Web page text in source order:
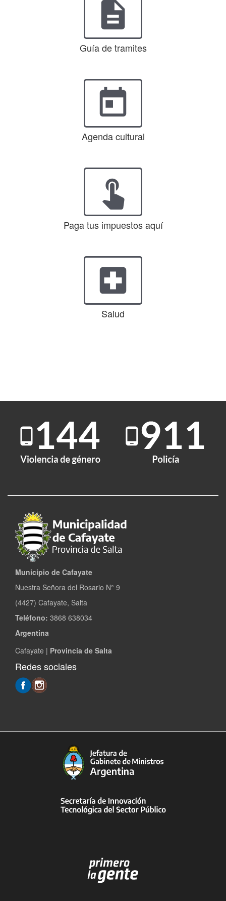
description
Guía de tramites
today
Agenda cultural
touch_app
Paga tus impuestos aquí
local_hospital
Salud
Municipio de Cafayate
Nuestra Señora del Rosario N° 9
(4427) Cafayate, Salta
Teléfono: 3868 638034
Argentina
Cafayate | Provincia de Salta
Redes sociales